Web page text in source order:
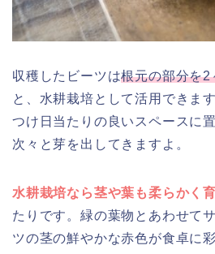
収穫したビーツは根元の部分を2
と、水耕栽培として活用できま
つけ日当たりの良いスペースに
次々と芽を出してきますよ。
水耕栽培なら茎や葉も柔らかく
たりです。緑の葉物とあわせて
ツの茎の鮮やかな赤色が食卓に